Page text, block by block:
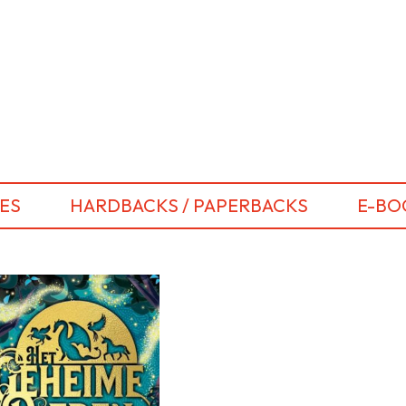
HARDBACKS / PAPERBACKS E-